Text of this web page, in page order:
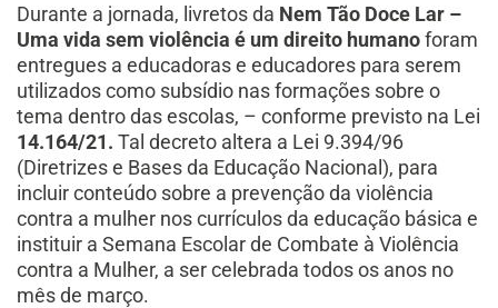
Durante a jornada, livretos da Nem Tão Doce Lar –
Uma vida sem violência é um direito humanoforam
entregues a educadoras e educadores para serem
utilizados como subsídio nas formações sobre o
tema dentro das escolas, – conforme previsto na Lei
14.164/21.Tal decreto altera a Lei 9.394/96
(Diretrizes e Bases da Educação Nacional), para
incluir conteúdo sobre a prevenção da violência
contra a mulher nos currículos da educação básica e
instituir a Semana Escolar de Combate à Violência
contra a Mulher, a ser celebrada todos os anos no
mês de março.